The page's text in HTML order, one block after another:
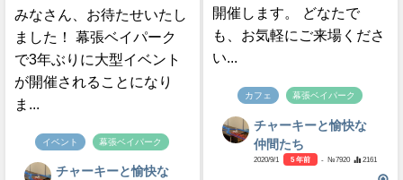
みなさん、お待たせいたし
ました！ 幕張ベイパーク
で3年ぶりに大型イベント
が開催されることになり
ま...
イベント 幕張ベイパーク
チャーキーと愉快な
開催します。 どなたで
も、お気軽にご来場くださ
い...
カフェ 幕張ベイパーク
チャーキーと愉快な
仲間たち
2020/9/1 5 年前 - №7920 2161